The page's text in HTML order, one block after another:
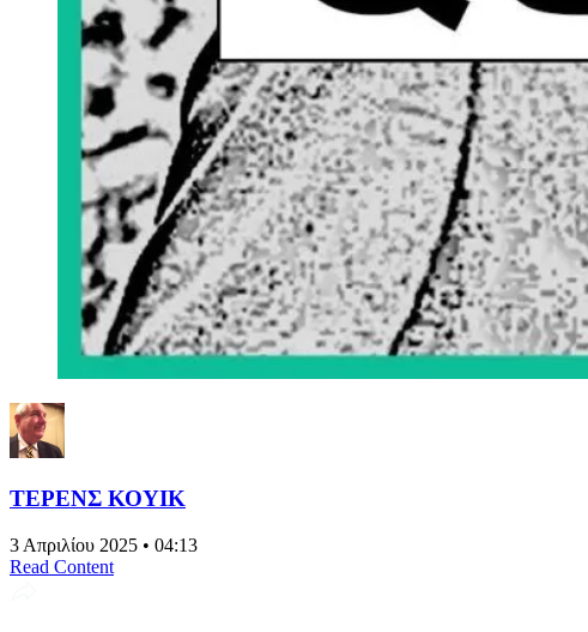
ΤΕΡΕΝΣ ΚΟΥΙΚ
3 Απριλίου 2025 • 04:13
Read Content